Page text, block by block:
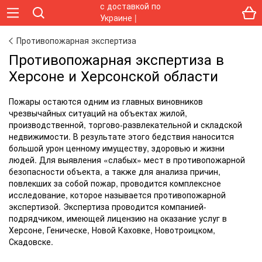
Противопожарная экспертиза
Противопожарная экспертиза в
Херсоне и Херсонской области
Пожары остаются одним из главных виновников
чрезвычайных ситуаций на объектах жилой,
производственной, торгово-развлекательной и складской
недвижимости. В результате этого бедствия наносится
большой урон ценному имуществу, здоровью и жизни
людей. Для выявления «слабых» мест в противопожарной
безопасности объекта, а также для анализа причин,
повлекших за собой пожар, проводится комплексное
исследование, которое называется противопожарной
экспертизой. Экспертиза проводится компанией-
подрядчиком, имеющей лицензию на оказание услуг в
Херсоне, Геническе, Новой Каховке, Новотроицком,
Скадовске.